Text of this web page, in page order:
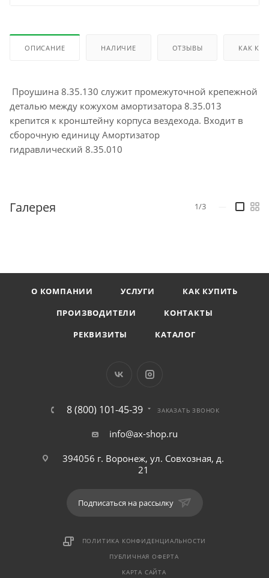
ОПИСАНИЕ НАЛИЧИЕ ОТЗЫВЫ КАК
Проушина 8.35.130 служит промежуточной крепежной
деталью между кожухом амортизатора 8.35.013
крепится к кронштейну корпуса вездехода. Входит в
сборочную единицу Амортизатор
гидравлический 8.35.010
Галерея 1/3
О КОМПАНИИ УСЛУГИ
КАК КУПИТЬ
ПРОИЗВОДИТЕЛИ
КОНТАКТЫ
РЕКВИЗИТЫ
КАТАЛОГ
8 (800) 101-45-39 ЗАКАЗАТЬ ЗВОНОК
info@ax-shop.ru
394056 г. Воронеж, ул. Совхозная, д.
21
Подписаться на рассылку
ПОЛИТИКА КОНФИДЕНЦИАЛЬНОСТИ
ПУБЛИЧНАЯ ОФЕРТА
КАРТА САЙТА